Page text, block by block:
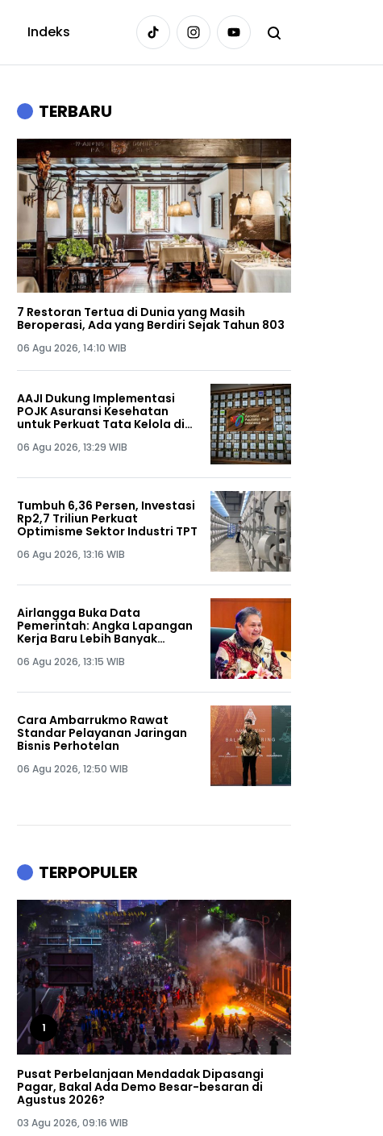
Indeks
TERBARU
7 Restoran Tertua di Dunia yang Masih
Beroperasi, Ada yang Berdiri Sejak Tahun 803
06 Agu 2026, 14:10 WIB
AAJI Dukung Implementasi
POJK Asuransi Kesehatan
untuk Perkuat Tata Kelola di
06 Agu 2026, 13:29 WIB
Tumbuh 6,36 Persen, Investasi
Rp2,7 Triliun Perkuat
Optimisme Sektor Industri TPT
06 Agu 2026, 13:16 WIB
Airlangga Buka Data
Pemerintah: Angka Lapangan
Kerja Baru Lebih Banyak
06 Agu 2026, 13:15 WIB
Cara Ambarrukmo Rawat
Standar Pelayanan Jaringan
Bisnis Perhotelan
06 Agu 2026, 12:50 WIB
TERPOPULER
1
Pusat Perbelanjaan Mendadak Dipasangi
Pagar, Bakal Ada Demo Besar-besaran di
Agustus 2026?
03 Agu 2026, 09:16 WIB